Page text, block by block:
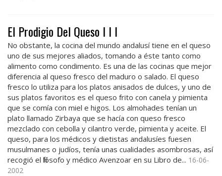
El Prodigio Del Queso I I I
No obstante, la cocina del mundo andalusí tiene en el queso
uno de sus mejores aliados, tomando a éste tanto como
alimento como condimento. Es una de las cocinas que mejor
diferencia al queso fresco del maduro o salado. El queso
fresco lo utiliza para los platos anisados de dulces, y uno de
sus platos favoritos es el queso frito con canela y pimienta
que se comía con miel e higos. Los almohades tenían un
plato llamado Zirbaya que se hacía con queso fresco
mezclado con cebolla y cilantro verde, pimienta y aceite. El
queso, para los médicos y dietistas andalusíes fuesen
musulmanes o judíos, tenía unas cualidades asombrosas, así
recogió el filósofo y médico Avenzoar en su Libro de... 16-06-
2002